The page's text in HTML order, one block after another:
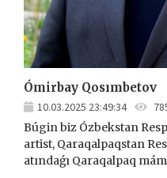
Ómirbay Qosımbetov
10.03.2025 23:49:34
Búgin biz Ózbekstan
artist, Qaraqalpaqstan
atındaǵı Qaraqalpaq